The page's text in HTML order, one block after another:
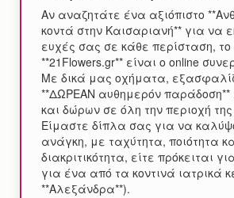
Αν αναζητάτε ένα αξιόπιστο
κοντά στην Καισαριανή** για να
ευχές σας σε κάθε περίσταση, το
**21Flowers.gr** είναι ο online
Με δικά μας οχήματα,
**ΔΩΡΕΑΝ αυθημερόν παράδοση**
και δώρων σε όλη την περιοχή
Είμαστε δίπλα σας για να
ανάγκη, με ταχύτητα, ποιότητα
διακριτικότητα, είτε πρόκειται
για ένα από τα κοντινά ιατρικά
**Αλεξάνδρα**).